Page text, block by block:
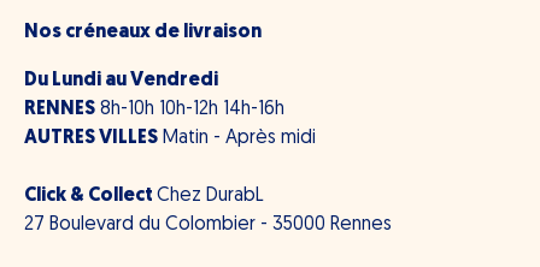
Nos créneaux de livraison
Du Lundi au Vendredi
RENNES 8h-10h 10h-12h 14h-16h
AUTRES VILLES Matin - Après midi
Click & Collect Chez DurabL
27 Boulevard du Colombier - 35000 Rennes